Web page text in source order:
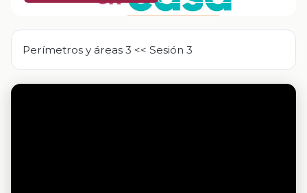
Perímetros y áreas 3 << Sesión 3